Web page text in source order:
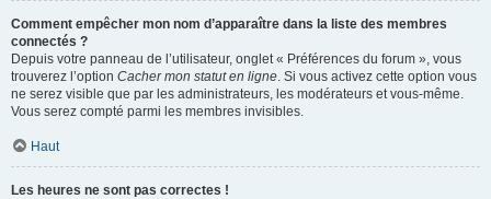
Comment empêcher mon nom d’apparaître dans la liste des membres
connectés ?
Depuis votre panneau de l’utilisateur, onglet « Préférences du forum », vous
trouverez l’option Cacher mon statut en ligne. Si vous activez cette option vous
ne serez visible que par les administrateurs, les modérateurs et vous-même.
Vous serez compté parmi les membres invisibles.
Haut
Les heures ne sont pas correctes !